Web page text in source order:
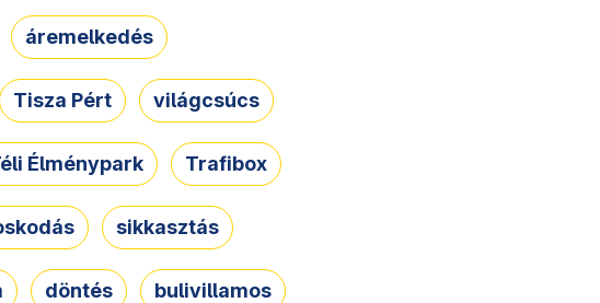
áremelkedés
Tisza Pért világcsúcs
Élménypark Trafibox
sikkasztás
döntés bulivillamos